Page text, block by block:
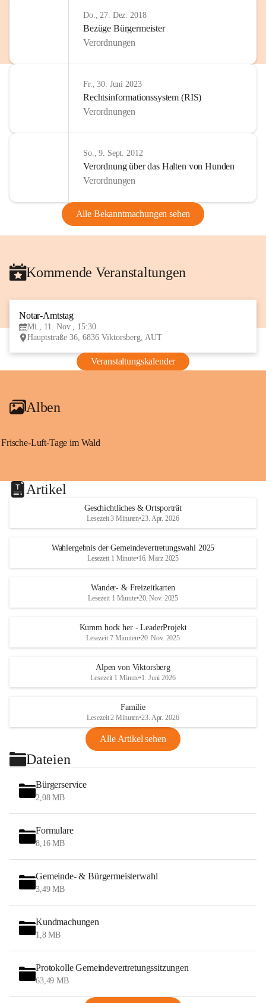
Do., 27. Dez. 2018
Bezüge Bürgermeister
Verordnungen
Fr., 30. Juni 2023
Rechtsinformationssystem (RIS)
Verordnungen
So., 9. Sept. 2012
Verordnung über das Halten von Hunden
Verordnungen
Alle Bekanntmachungen sehen
Kommende Veranstaltungen
Notar-Amtstag
Mi., 11. Nov., 15:30
Hauptstraße 36, 6836 Viktorsberg, AUT
Veranstaltungskalender
Alben
Frische-Luft-Tage im Wald
Artikel
Geschichtliches & Ortsporträt
Lesezeit 3 Minuten•23. Apr. 2026
Wahlergebnis der Gemeindevertretungswahl 2025
Lesezeit 1 Minute•16. März 2025
Wander- & Freizeitkarten
Lesezeit 1 Minute•20. Nov. 2025
Kumm hock her - LeaderProjekt
Lesezeit 7 Minuten•20. Nov. 2025
Alpen von Viktorsberg
Lesezeit 1 Minute•1. Juni 2026
Familie
Lesezeit 2 Minuten•23. Apr. 2026
Alle Artikel sehen
Dateien
Bürgerservice
2,08 MB
Formulare
8,16 MB
Gemeinde- & Bürgermeisterwahl
3,49 MB
Kundmachungen
1,8 MB
Protokolle Gemeindevertretungssitzungen
63,49 MB